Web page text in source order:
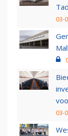
03-
03-